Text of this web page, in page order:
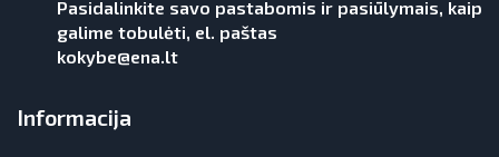
Teisinė aplinka
Teisinė aplinka
Pasidalinkite savo pastabomis ir pasiūlymais, kaip
galime tobulėti, el. paštas
kokybe@ena.lt
Informacija